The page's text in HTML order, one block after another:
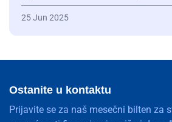
25 Jun 2025
Ostanite u kontaktu
Prijavite se za naš mesečni bilten za